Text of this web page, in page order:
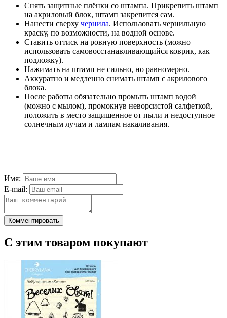
Снять защитные плёнки со штампа. Прикрепить штамп
на акриловый блок, штамп закрепится сам.
Нанести сверху чернила. Использовать чернильную
краску, по возможности, на водной основе.
Ставить оттиск на ровную поверхность (можно
использовать самовосстанавливающийся коврик, как
подложку).
Нажимать на штамп не сильно, но равномерно.
Аккуратно и медленно снимать штамп с акрилового
блока.
После работы обязательно промыть штамп водой
(можно с мылом), промокнув неворсистой салфеткой,
положить в место защищенное от пыли и недоступное
солнечным лучам и лампам накаливания.
Имя:
E-mail:
Комментировать
С этим товаром покупают